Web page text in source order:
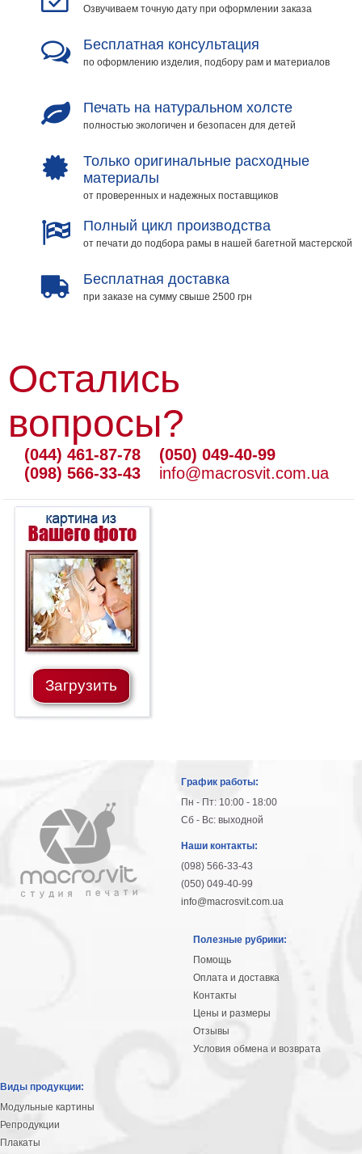
Озвучиваем точную дату при оформлении заказа
Бесплатная консультация
по оформлению изделия, подбору рам и материалов
Печать на натуральном холсте
полностью экологичен и безопасен для детей
Только оригинальные расходные
материалы
от проверенных и надежных поставщиков
Полный цикл производства
от печати до подбора рамы в нашей багетной мастерской
Бесплатная доставка
при заказе на сумму свыше 2500 грн
Остались
вопросы?
(044) 461-87-78
(098) 566-33-43
(050) 049-40-99
info@macrosvit.com.ua
Загрузить
График работы:
Пн - Пт: 10:00 - 18:00
Сб - Вс: выходной
Наши контакты:
(098) 566-33-43
(050) 049-40-99
info@macrosvit.com.ua
Полезные рубрики:
Помощь
Оплата и доставка
Контакты
Цены и размеры
Отзывы
Условия обмена и возврата
Виды продукции:
Модульные картины
Репродукции
Плакаты